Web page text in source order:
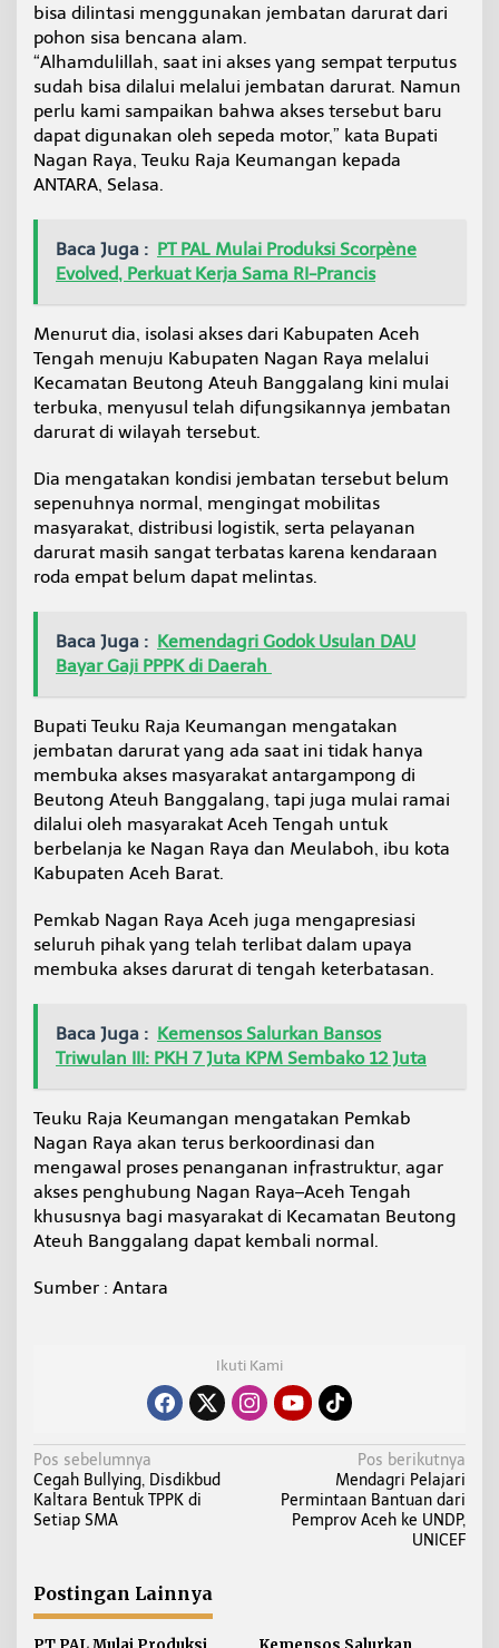
a
D
i
l
i
n
t
a
e
c
a
r
D
a
r
u
a
bisa dilintasi menggunakan jembatan darurat dari
pohon sisa bencana alam.
“Alhamdulillah, saat ini akses yang sempat terputus
sudah bisa dilalui melalui jembatan darurat. Namun
perlu kami sampaikan bahwa akses tersebut baru
dapat digunakan oleh sepeda motor,” kata Bupati
Nagan Raya, Teuku Raja Keumangan kepada
ANTARA, Selasa.
Baca Juga : PT PAL Mulai Produksi Scorpène
Evolved, Perkuat Kerja Sama RI-Prancis
Menurut dia, isolasi akses dari Kabupaten Aceh
Tengah menuju Kabupaten Nagan Raya melalui
Kecamatan Beutong Ateuh Banggalang kini mulai
terbuka, menyusul telah difungsikannya jembatan
darurat di wilayah tersebut.
Dia mengatakan kondisi jembatan tersebut belum
sepenuhnya normal, mengingat mobilitas
masyarakat, distribusi logistik, serta pelayanan
darurat masih sangat terbatas karena kendaraan
roda empat belum dapat melintas.
Baca Juga : Kemendagri Godok Usulan DAU
Bayar Gaji PPPK di Daerah
Bupati Teuku Raja Keumangan mengatakan
jembatan darurat yang ada saat ini tidak hanya
membuka akses masyarakat antargampong di
Beutong Ateuh Banggalang, tapi juga mulai ramai
dilalui oleh masyarakat Aceh Tengah untuk
berbelanja ke Nagan Raya dan Meulaboh, ibu kota
Kabupaten Aceh Barat.
Pemkab Nagan Raya Aceh juga mengapresiasi
seluruh pihak yang telah terlibat dalam upaya
membuka akses darurat di tengah keterbatasan.
Baca Juga : Kemensos Salurkan Bansos
Triwulan III: PKH 7 Juta KPM Sembako 12 Juta
Teuku Raja Keumangan mengatakan Pemkab
Nagan Raya akan terus berkoordinasi dan
mengawal proses penanganan infrastruktur, agar
akses penghubung Nagan Raya–Aceh Tengah
khususnya bagi masyarakat di Kecamatan Beutong
Ateuh Banggalang dapat kembali normal.
Sumber : Antara
Ikuti Kami
N
a
v
a
s
Pos sebelumnya
Cegah Bullying, Disdikbud
Kaltara Bentuk TPPK di
Setiap SMA
Pos berikutnya
Mendagri Pelajari
Permintaan Bantuan dari
Pemprov Aceh ke UNDP,
UNICEF
Postingan Lainnya